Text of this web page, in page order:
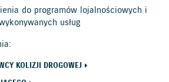
do programów lojalnościowych i
usług
KOLIZJI DROGOWEJ